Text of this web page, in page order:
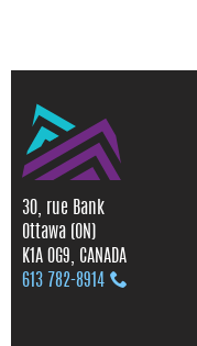
30, rue Bank
Ottawa (ON)
K1A 0G9, CANADA
613 782‑8914